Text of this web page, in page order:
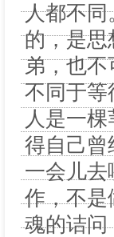
人都不
的，是
弟，也
不同于等
人是一
得自己曾
一会儿
作，不是
魂的诘问